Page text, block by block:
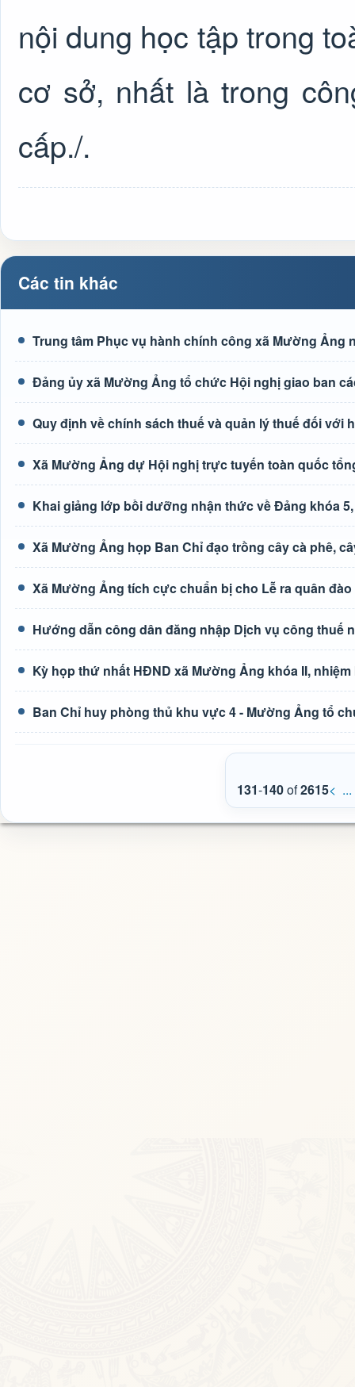
nội dung học tập trong
cơ sở, nhất là trong
cấp./.
Các tin khác
Trung tâm Phục vụ hành chính công xã Mường Ảng
Đảng ủy xã Mường Ảng tổ chức Hội nghị giao ban
Quy định về chính sách thuế và quản lý thuế đối với
Xã Mường Ảng dự Hội nghị trực tuyến toàn quốc
Khai giảng lớp bồi dưỡng nhận thức về Đảng khóa 5,
Xã Mường Ảng họp Ban Chỉ đạo trồng cây cà phê,
Xã Mường Ảng tích cực chuẩn bị cho Lễ ra quân
Hướng dẫn công dân đăng nhập Dịch vụ công thuế
Kỳ họp thứ nhất HĐND xã Mường Ảng khóa II, nhiệm
Ban Chỉ huy phòng thủ khu vực 4 - Mường Ảng tổ
131-140of2615< ...